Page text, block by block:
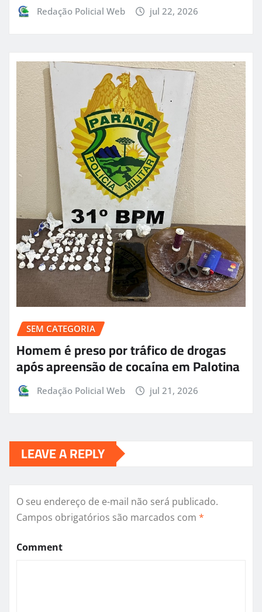
Redação Policial Web jul 22, 2026
SEM CATEGORIA
Homem é preso por tráfico de drogas
após apreensão de cocaína em Palotina
Redação Policial Web jul 21, 2026
LEAVE A REPLY
O seu endereço de e-mail não será publicado.
Campos obrigatórios são marcados com *
Comment